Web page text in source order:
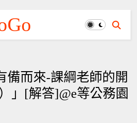
備而來-課綱老師的開
」[解答]@e等公務園